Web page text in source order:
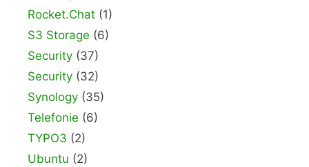
Rocket.Chat (1)
S3 Storage (6)
Security (37)
Security (32)
Synology (35)
Telefonie (6)
TYPO3 (2)
Ubuntu (2)